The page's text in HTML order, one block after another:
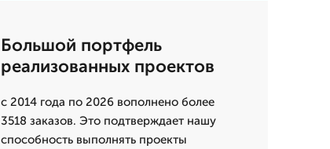
Большой портфель
реализованных проектов
с 2014 года по 2026 вополнено более
3518 заказов. Это подтверждает нашу
способность выполнять проекты